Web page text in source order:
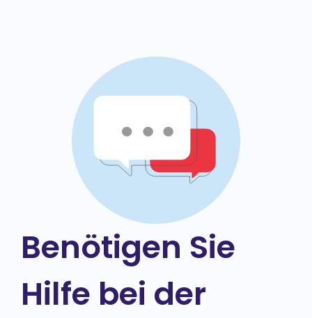
Benötigen Sie
Hilfe bei der